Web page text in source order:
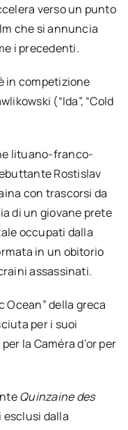
verso un punto
che si annuncia
i precedenti.
in competizione
(“Ida”, “Cold
lituano-franco-
Rostislav
con trascorsi da
di un giovane prete
occupati dalla
in un obitorio
assassinati.
Ocean” della greca
per i suoi
la Caméra d’or per
Quinzaine des
dalla